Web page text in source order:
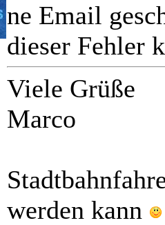
ne Email
dieser Fehler
Viele Grüße
Marco
werden kann